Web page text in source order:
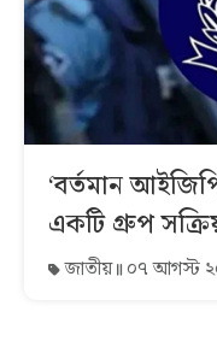
‘বর্তমান
একটি গ্রুপ
জাতীয় ০৭ আগস্ট